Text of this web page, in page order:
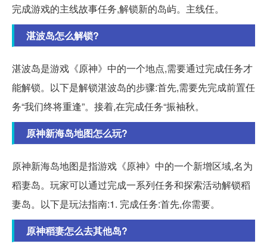
完成游戏的主线故事任务,解锁新的岛屿。主线任。
湛波岛怎么解锁?
湛波岛是游戏《原神》中的一个地点,需要通过完成任务才
能解锁。以下是解锁湛波岛的步骤:首先,需要先完成前置任
务“我们终将重逢”。接着,在完成任务“振袖秋。
原神新海岛地图怎么玩?
原神新海岛地图是指游戏《原神》中的一个新增区域,名为
稻妻岛。玩家可以通过完成一系列任务和探索活动解锁稻
妻岛。以下是玩法指南:1. 完成任务:首先,你需要。
原神稻妻怎么去其他岛?